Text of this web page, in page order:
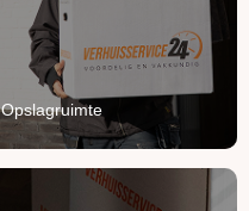
Opslagruimte
beschermd.
Lees Meer